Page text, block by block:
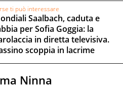
ti può interessare
Saalbach, caduta e
per Sofia Goggia: la
in diretta televisiva.
scoppia in lacrime
Ninna